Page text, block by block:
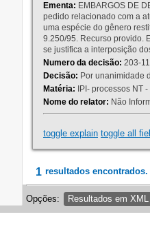
Ementa: EMBARGOS DE
pedido relacionado com a
uma espécie do gênero
9.250/95. Recurso provido.
se justifica a interposição
Numero da decisão: 203-
Decisão: Por unanimidade
Matéria: IPI- processos NT
Nome do relator: Não
toggle explain toggle all
1 resultados encontrados.
Opções: Resultados em XML